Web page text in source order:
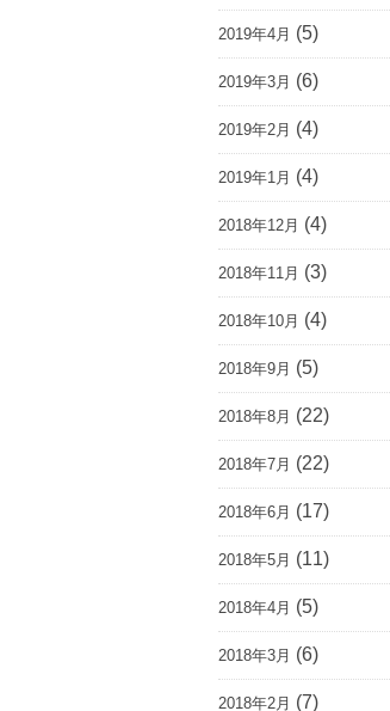
2019年4月 (5)
2019年3月 (6)
2019年2月 (4)
2019年1月 (4)
2018年12月 (4)
2018年11月 (3)
2018年10月 (4)
2018年9月 (5)
2018年8月 (22)
2018年7月 (22)
2018年6月 (17)
2018年5月 (11)
2018年4月 (5)
2018年3月 (6)
2018年2月 (7)